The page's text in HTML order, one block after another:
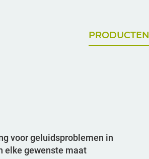
PRODUCTEN
voor geluidsproblemen in
elke gewenste maat